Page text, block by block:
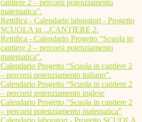
cantiere 2 – percorsi potenziamento
matematica”.
Rettifica - Calendario laboratori - Progetto
SCUOLA in ...CANTIERE 2.
Rettifica - Calendario Progetto “Scuola in
cantiere 2 – percorsi potenziamento
matematica”.
Calendario Progetto “Scuola in cantiere 2
– percorsi potenziamento italiano”.
Calendario Progetto “Scuola in cantiere 2
– percorsi potenziamento inglese
Calendario Progetto “Scuola in cantiere 2
– percorsi potenziamento matematica”